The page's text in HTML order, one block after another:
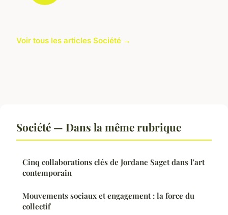
Voir tous les articles Société →
Société — Dans la même rubrique
Cinq collaborations clés de Jordane Saget dans l'art
contemporain
Mouvements sociaux et engagement : la force du
collectif